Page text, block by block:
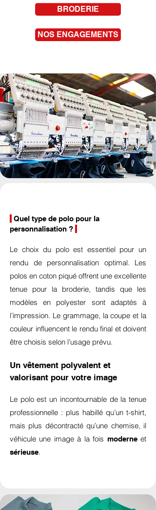
BRODERIE
NOS ENGAGEMENTS
Quel type de polo pour la
personnalisation ?
Le choix du polo est essentiel pour un
rendu de personnalisation optimal. Les
polos en coton piqué offrent une excellente
tenue pour la broderie, tandis que les
modèles en polyester sont adaptés à
l’impression. Le grammage, la coupe et la
couleur influencent le rendu final et doivent
être choisis selon l’usage prévu.
Un vêtement polyvalent et
valorisant pour votre image
Le polo est un incontournable de la tenue
professionnelle : plus habillé qu’un t-shirt,
mais plus décontracté qu’une chemise, il
véhicule une image à la fois moderneet
sérieuse.